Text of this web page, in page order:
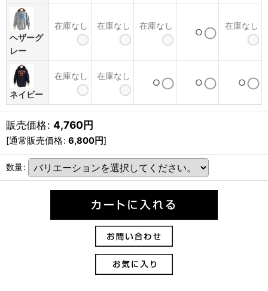
ヘザーグ
レー
在庫なし 在庫なし 在庫なし
○
在庫なし
ネイビー
在庫なし 在庫なし
○ ○ ○
販売価格: 4,760円
[通常販売価格: 6,800円]
数量: